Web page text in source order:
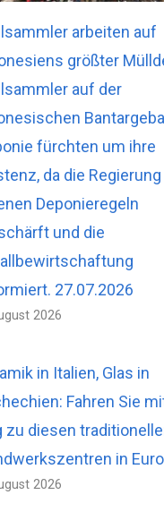
arbeiten auf
größter
auf der
fürchten um ihre
da die
Deponieregeln
und die
27.07.2026
2026
in Italien, Glas in
Fahren Sie
zu diesen
in
2026